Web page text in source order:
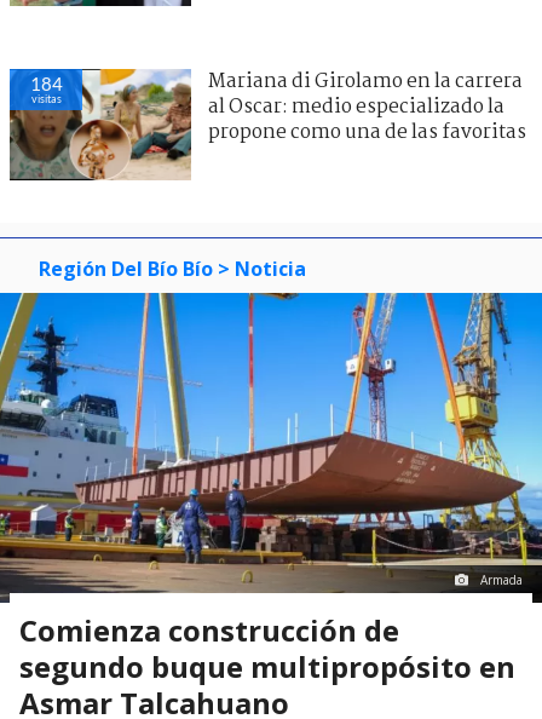
184
visitas
Mariana di Girolamo en la carrera
al Oscar: medio especializado la
propone como una de las favoritas
Región Del Bío Bío > Noticia
Armada
Comienza construcción de
segundo buque multipropósito en
Asmar Talcahuano